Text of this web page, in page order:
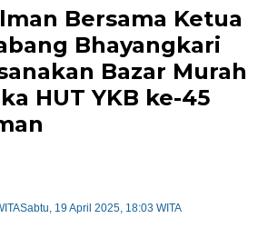
Bersama Ketua
Bhayangkari
Bazar Murah
HUT YKB ke-45
Sabtu, 19 April 2025, 18:03 WITA